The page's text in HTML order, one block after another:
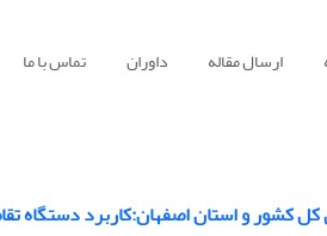
ارسال مقاله داوران تماس با ما
کشور و استان اصفهان:کاربرد دستگاه